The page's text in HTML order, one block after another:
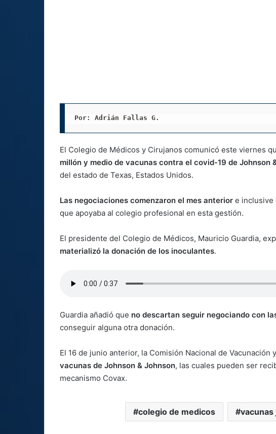
Por: Adrián Fallas G.
El Colegio de Médicos y Cirujanos comunicó este viernes
millón y medio de vacunas contra el covid-19 de Johnson
del estado de Texas, Estados Unidos.
Las negociaciones comenzaron el mes anterior e inclusive
que apoyaba al colegio profesional en esta gestión.
El presidente del Colegio de Médicos, Mauricio Guardia,
materializó la donación de los inoculantes.
Guardia añadió que no descartan seguir negociando con
conseguir alguna otra donación.
El 16 de junio anterior, la Comisión Nacional de Vacunación
vacunas de Johnson & Johnson, las cuales pueden ser
mecanismo Covax.
colegio de medicos vacunas